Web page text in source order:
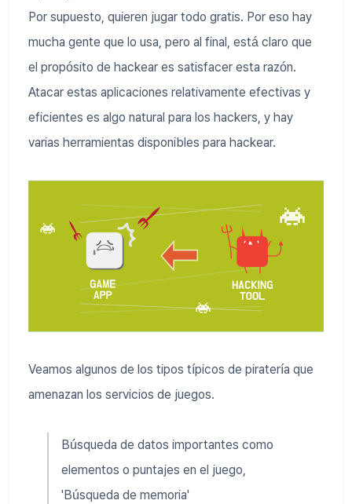
Por supuesto, quieren jugar todo gratis. Por eso hay
mucha gente que lo usa, pero al final, está claro que
el propósito de hackear es satisfacer esta razón.
Atacar estas aplicaciones relativamente efectivas y
eficientes es algo natural para los hackers, y hay
varias herramientas disponibles para hackear.
Veamos algunos de los tipos típicos de piratería que
amenazan los servicios de juegos.
Búsqueda de datos importantes como
elementos o puntajes en el juego,
'Búsqueda de memoria'